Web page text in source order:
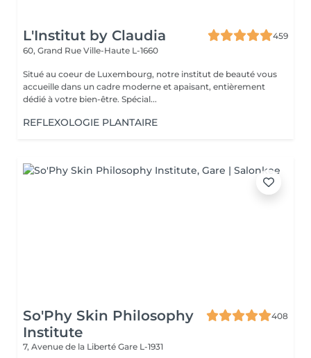
L'Institut by Claudia
459
60, Grand Rue Ville-Haute L-1660
Situé au coeur de Luxembourg, notre institut de beauté vous
accueille dans un cadre moderne et apaisant, entièrement
dédié à votre bien-être. Spécial...
REFLEXOLOGIE PLANTAIRE
So'Phy Skin Philosophy
Institute
408
7, Avenue de la Liberté Gare L-1931